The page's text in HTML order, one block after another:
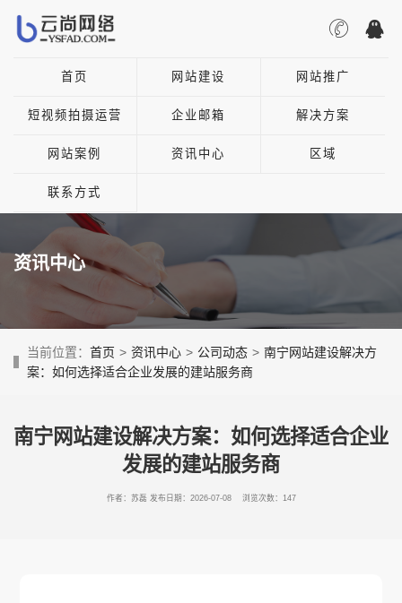
首页 网站建设 网站推广
短视频拍摄运营 企业邮箱 解决方案
网站案例 资讯中心 区域
联系方式
资讯中心
当前位置： 首页 > 资讯中心 > 公司动态 > 南宁网站建设解决方
案：如何选择适合企业发展的建站服务商
南宁网站建设解决方案：如何选择适合企业
发展的建站服务商
作者：苏磊 发布日期：2026-07-08 浏览次数：147